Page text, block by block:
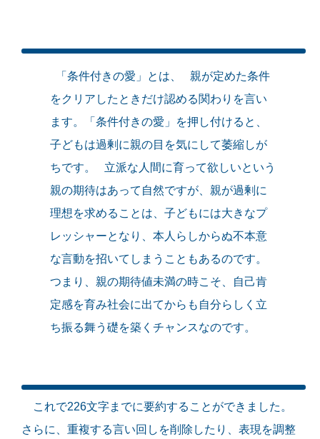
「条件付きの愛」とは、 親が定めた条件
をクリアしたときだけ認める関わりを言い
ます。「条件付きの愛」を押し付けると、
子どもは過剰に親の目を気にして萎縮しが
ちです。 立派な人間に育って欲しいという
親の期待はあって自然ですが、親が過剰に
理想を求めることは、子どもには大きなプ
レッシャーとなり、本人らしからぬ不本意
な言動を招いてしまうこともあるのです。
つまり、親の期待値未満の時こそ、自己肯
定感を育み社会に出てからも自分らしく立
ち振る舞う礎を築くチャンスなのです。
これで226文字までに要約することができました。
さらに、重複する言い回しを削除したり、表現を調整